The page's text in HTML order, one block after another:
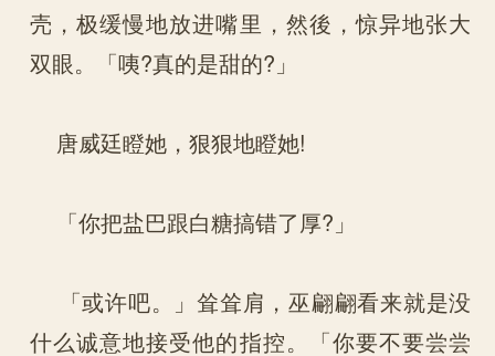
壳，极缓慢地放进嘴里，然後，惊异地张大
双眼。「咦?真的是甜的?」
唐威廷瞪她，狠狠地瞪她!
「你把盐巴跟白糖搞错了厚?」
「或许吧。」耸耸肩，巫翩翩看来就是没
什么诚意地接受他的指控。「你要不要尝尝